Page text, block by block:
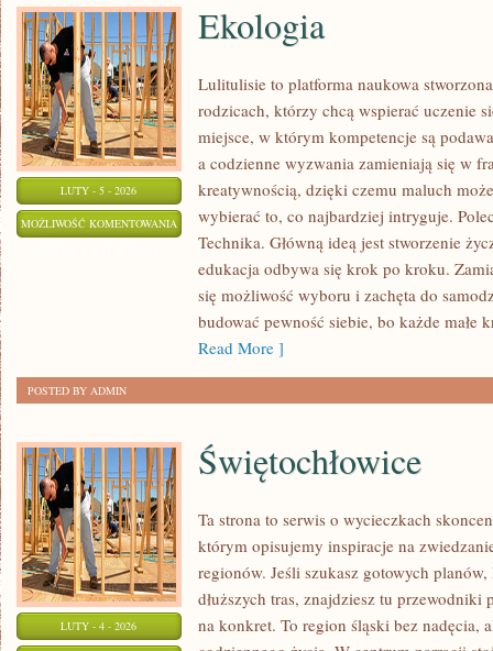
LUTY - 5 - 2026
MOŻLIWOŚĆ KOMENTOWANIA EKOLOGIA
Ekologia
Lulitulisie to platforma naukowa
rodzicach, którzy chcą wspierać uczenie
miejsce, w którym kompetencje są
a codzienne wyzwania zamieniają się w
kreatywnością, dzięki czemu maluch
wybierać to, co najbardziej intryguje.
Technika. Główną ideą jest stworzenie
edukacja odbywa się krok po kroku.
się możliwość wyboru i zachęta do
budować pewność siebie, bo każde małe
Read More ]
POSTED BY ADMIN
LUTY - 4 - 2026
Świętochłowice
Ta strona to serwis o wycieczkach
którym opisujemy inspiracje na
regionów. Jeśli szukasz gotowych
dłuższych tras, znajdziesz tu przewodniki
na konkret. To region śląski bez nadęcia,